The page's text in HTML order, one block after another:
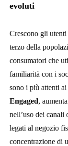
evoluti
Crescono gli
terzo della
consumatori che
familiarità con i
sono i più attenti
Engaged,
nell’uso dei canali
legati al negozio
concentrazione di